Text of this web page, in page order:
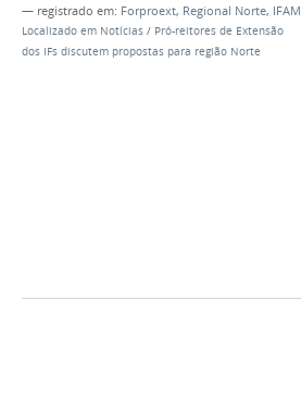
— registrado em: Forproext, Regional Norte, IFAM
Localizado em Notícias / Pró-reitores de Extensão
dos IFs discutem propostas para região Norte